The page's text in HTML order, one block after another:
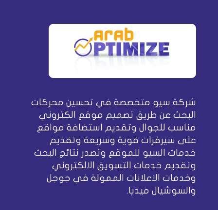
شركة سيو متخصصة في تحسين محركات
البحث عن طريق تصميم موقع الكتروني
مناسب للجوال وتقديم استضافة مواقع
على سيرفرات قوية وسريعة وتقديم
خدمات السيو للموقع وتصدر نتائج البحث
وتقديم خدمات التسويق الالكتروني
وخدمات الاعلانات الممولة في جوجل
والسوشيال ميديا.